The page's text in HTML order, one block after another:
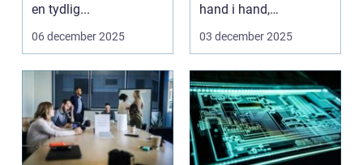
en tydlig...
06 december 2025
hand i hand,
framst&ar...
03 december 2025